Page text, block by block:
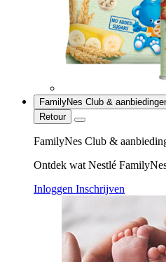
FamilyNes Club &
Retour
FamilyNes Club &
Ontdek wat Nestlé
Inloggen Inschrijven